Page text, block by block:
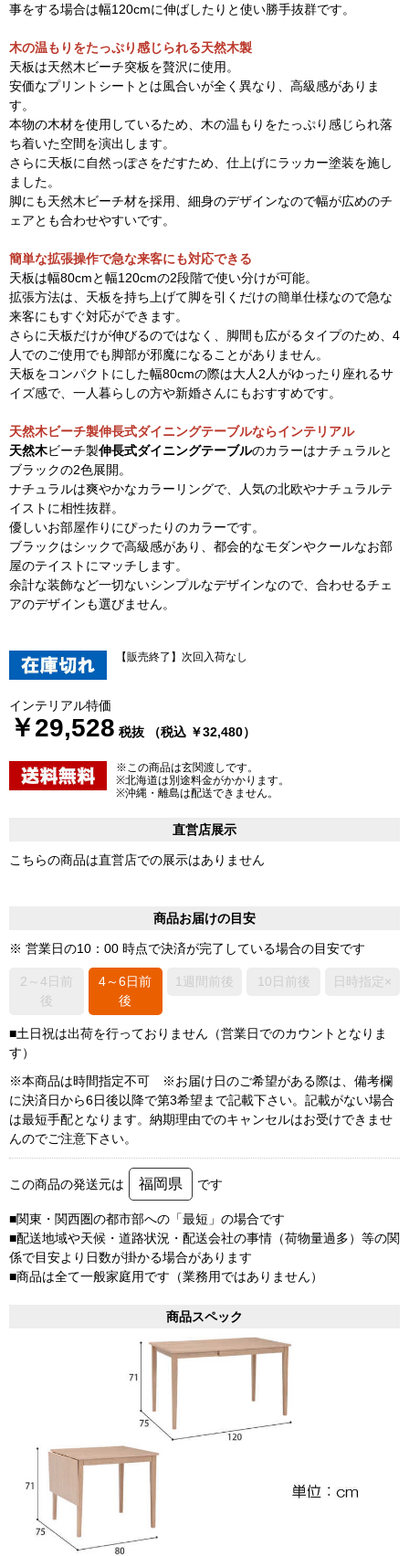
事をする場合は幅120cmに伸ばしたりと使い勝手抜群です。
木の温もりをたっぷり感じられる天然木製
天板は天然木ビーチ突板を贅沢に使用。
安価なプリントシートとは風合いが全く異なり、高級感がありま
す。
本物の木材を使用しているため、木の温もりをたっぷり感じられ落
ち着いた空間を演出します。
さらに天板に自然っぽさをだすため、仕上げにラッカー塗装を施し
ました。
脚にも天然木ビーチ材を採用、細身のデザインなので幅が広めのチ
ェアとも合わせやすいです。
簡単な拡張操作で急な来客にも対応できる
天板は幅80cmと幅120cmの2段階で使い分けが可能。
拡張方法は、天板を持ち上げて脚を引くだけの簡単仕様なので急な
来客にもすぐ対応ができます。
さらに天板だけが伸びるのではなく、脚間も広がるタイプのため、4
人でのご使用でも脚部が邪魔になることがありません。
天板をコンパクトにした幅80cmの際は大人2人がゆったり座れるサ
イズ感で、一人暮らしの方や新婚さんにもおすすめです。
天然木ビーチ製伸長式ダイニングテーブルならインテリアル
天然木ビーチ製伸長式ダイニングテーブルのカラーはナチュラルと
ブラックの2色展開。
ナチュラルは爽やかなカラーリングで、人気の北欧やナチュラルテ
イストに相性抜群。
優しいお部屋作りにぴったりのカラーです。
ブラックはシックで高級感があり、都会的なモダンやクールなお部
屋のテイストにマッチします。
余計な装飾など一切ないシンプルなデザインなので、合わせるチェ
アのデザインも選びません。
【販売終了】次回入荷なし
インテリアル特価
￥29,528 税抜 （税込 ￥32,480）
※この商品は玄関渡しです。
※北海道は別途料金がかかります。
※沖縄・離島は配送できません。
直営店展示
こちらの商品は直営店での展示はありません
商品お届けの目安
※ 営業日の10：00 時点で決済が完了している場合の目安です
2～4日前
後
4～6日前
後
1週間前後 10日前後 日時指定×
■土日祝は出荷を行っておりません（営業日でのカウントとなりま
す）
※本商品は時間指定不可 ※お届け日のご希望がある際は、備考欄
に決済日から6日後以降で第3希望まで記載下さい。記載がない場合
は最短手配となります。納期理由でのキャンセルはお受けできませ
んのでご注意下さい。
この商品の発送元は 福岡県 です
■関東・関西圏の都市部への「最短」の場合です
■配送地域や天候・道路状況・配送会社の事情（荷物量過多）等の関
係で目安より日数が掛かる場合があります
■商品は全て一般家庭用です（業務用ではありません）
商品スペック